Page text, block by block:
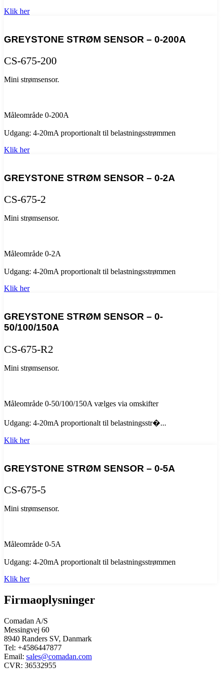
Klik her
GREYSTONE STRØM SENSOR – 0-200A
CS-675-200
Mini strømsensor.
Måleområde 0-200A
Udgang: 4-20mA proportionalt til belastningsstrømmen
Klik her
GREYSTONE STRØM SENSOR – 0-2A
CS-675-2
Mini strømsensor.
Måleområde 0-2A
Udgang: 4-20mA proportionalt til belastningsstrømmen
Klik her
GREYSTONE STRØM SENSOR – 0-
50/100/150A
CS-675-R2
Mini strømsensor.
Måleområde 0-50/100/150A vælges via omskifter
Udgang: 4-20mA proportionalt til belastningsstr�...
Klik her
GREYSTONE STRØM SENSOR – 0-5A
CS-675-5
Mini strømsensor.
Måleområde 0-5A
Udgang: 4-20mA proportionalt til belastningsstrømmen
Klik her
Firmaoplysninger
Comadan A/S
Messingvej 60
8940 Randers SV, Danmark
Tel: +4586447877
Email: sales@comadan.com
CVR: 36532955